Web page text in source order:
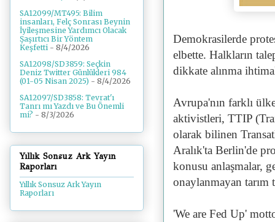
Demokrasilerde
elbette. Halkların
dikkate alınma
Avrupa'nın farklı
aktivistleri, TTIP
olarak bilinen
Aralık'ta Berlin'de
konusu anlaşmalar,
onaylanmayan tarım
'We are Fed Up'
SA12099/MT495: Bilim
insanları, Felç Sonrası Beynin
İyileşmesine Yardımcı Olacak
Şaşırtıcı Bir Yöntem
Keşfetti - 8/4/2026
SA12098/SD3859: Seçkin
Deniz Twitter Günlükleri 984
(01-05 Nisan 2025) - 8/4/2026
SA12097/SD3858: Tevrat'ı
Tanrı mı Yazdı ve Bu Önemli
mi? - 8/3/2026
Yıllık Sonsuz Ark Yayın
Raporları
Yıllık Sonsuz Ark Yayın
Raporları